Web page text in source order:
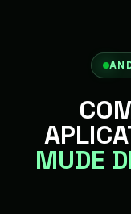
MUDE